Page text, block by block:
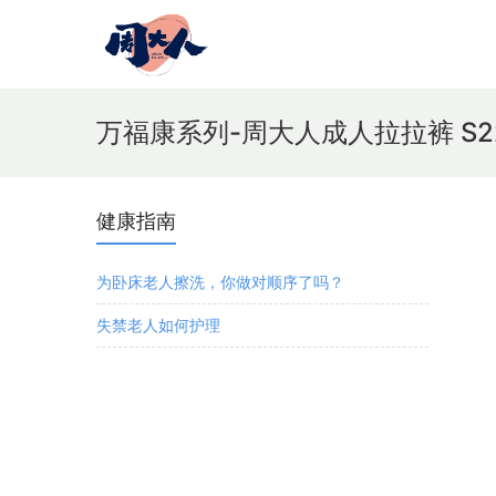
万福康系列-周大人成人拉拉裤
健康指南
为卧床老人擦洗，你做对顺序了吗？
失禁老人如何护理